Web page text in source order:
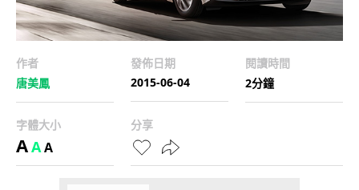
作者
唐美鳳
發佈日期
2015-06-04
閱讀時間
2分鐘
字體大小
AAA
分享